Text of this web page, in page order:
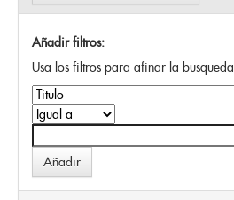
Añadir filtros:
Usa los filtros para afinar la busqueda.